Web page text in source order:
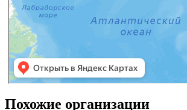
Похожие организации